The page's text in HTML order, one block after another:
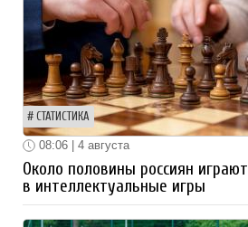
СТАТИСТИКА
08:06 | 4 августа
Около половины россиян играют
в интеллектуальные игры